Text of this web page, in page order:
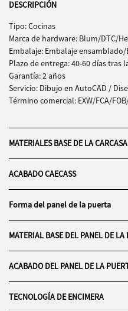
DESCRIPCIÓN
Tipo: Cocinas
Marca de hardware: Blum/DTC/
Embalaje: Embalaje
Plazo de entrega: 40-60 días tras
Garantía: 2 años
Servicio: Dibujo en AutoCAD /
Término comercial: EXW/FCA/
MATERIALES BASE DE LA CARCASA
ACABADO CAECASS
Forma del panel de la puerta
MATERIAL BASE DEL PANEL DE LA
ACABADO DEL PANEL DE LA
TECNOLOGÍA DE ENCIMERA